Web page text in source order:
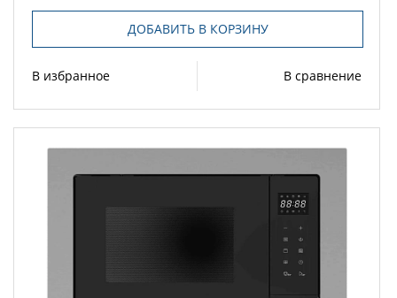
ДОБАВИТЬ В КОРЗИНУ
В избранное В сравнение